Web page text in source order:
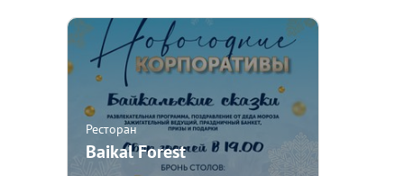
Ресторан
Baikal Forest